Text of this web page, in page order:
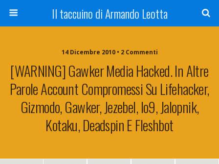
Il taccuino di Armando Leotta
14 Dicembre 2010 • 2 Commenti
[WARNING] Gawker Media Hacked. In Altre
Parole Account Compromessi Su Lifehacker,
Gizmodo, Gawker, Jezebel, Io9, Jalopnik,
Kotaku, Deadspin E Fleshbot